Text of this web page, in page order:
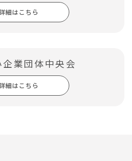
細はこちら
業団体中央会
細はこちら